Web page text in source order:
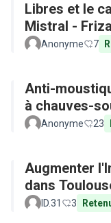
Libres et le
Mistral -
Anonyme 7
Anti-
à chauves-
Anonyme 23
Augmenter
dans
ID.31 3